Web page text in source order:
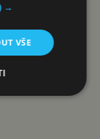
→
VŠE